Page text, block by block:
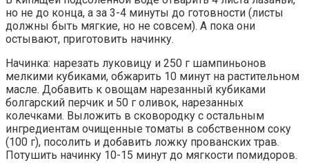
но не до конца, а за 3-4 минуты до готовности (листы
должны быть мягкие, но не совсем). А пока они
остывают, приготовить начинку.
Начинка: нарезать луковицу и 250 г шампиньонов
мелкими кубиками, обжарить 10 минут на растительном
масле. Добавить к овощам нарезанный кубиками
болгарский перчик и 50 г оливок, нарезанных
колечками. Выложить в сковородку с остальным
ингредиентам очищенные томаты в собственном соку
(100 г), посолить и добавить ложку прованских трав.
Потушить начинку 10-15 минут до мягкости помидоров.